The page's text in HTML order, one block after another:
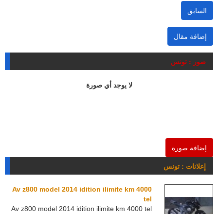
السابق
إضافة مقال
صور : تونس
لا يوجد أي صورة
إضافة صورة
إعلانات : تونس
Av z800 model 2014 idition ilimite km 4000
tel
Av z800 model 2014 idition ilimite km 4000 tel